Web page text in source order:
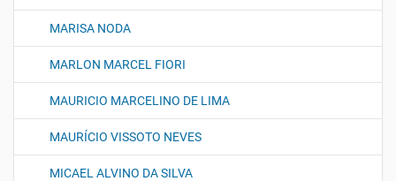
MARISA NODA
MARLON MARCEL FIORI
MAURICIO MARCELINO DE LIMA
MAURÍCIO VISSOTO NEVES
MICAEL ALVINO DA SILVA